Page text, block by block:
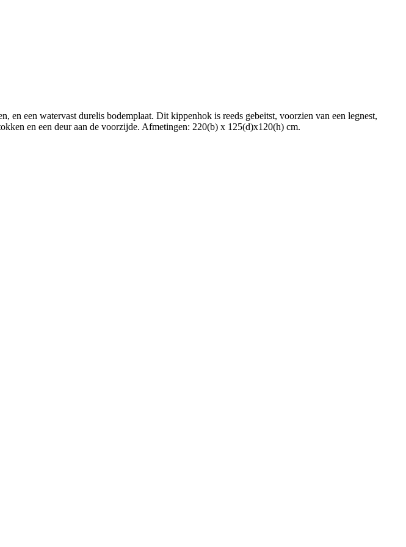
een watervast durelis bodemplaat. Dit kippenhok is reeds gebeitst, voorzien van een legnest,
en een deur aan de voorzijde. Afmetingen: 220(b) x 125(d)x120(h) cm.